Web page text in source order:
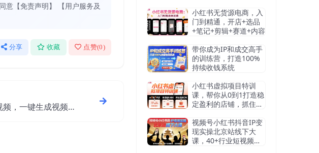
意【免责声明】 【用户服务及
分享 收藏 点赞(0)
，一键生成视频
小红书无货源电商，入
门到精通，开店+选品
+笔记+剪辑+赛道+内容
带你成为IP和成交高手
的训练营，打造100%
持续收钱系统
小红书虚拟项目特训
课，帮你从0到1打造稳
定盈利的店铺，抓住流
视频号小红书抖音IP变
现实操北京站线下大
课，40+行业短视频高